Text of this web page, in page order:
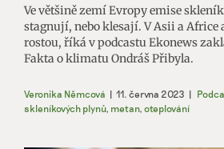
Ve většině zemí Evropy emise
stagnují, nebo klesají. V Asii a Africe
rostou, říká v podcastu Ekonews
Fakta o klimatu Ondráš Přibyla.
Veronika Němcová | 11. června 2023 |
skleníkových plynů, metan, oteplování